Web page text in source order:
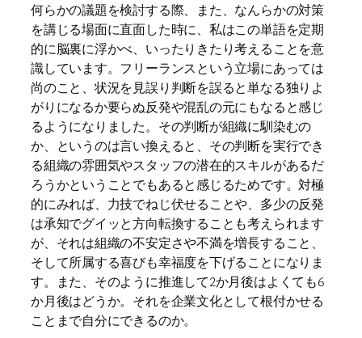
何らかの議題を検討する際、また、なんらかの対策
を講じる場面に直面した時に、私はこの単語を定期
的に脳裏に浮かべ、いったりきたり考えることを意
識しています。フリーランスという立場にあっては
尚のこと、状況を見誤り判断を誤ると単なる独りよ
がりになるか要らぬ反発や混乱の元にもなると感じ
るようになりました。その判断が組織に馴染むの
か、というのは言い換えると、その判断を実行でき
る組織の雰囲気やスタッフの潜在的スキルがあるだ
ろうかということでもあると感じるためです。対極
的にみれば、力技でねじ伏せることや、多少の反発
は承知でグイッと方向転換することも考えられます
が、それは組織の不安定さや不満を増長すること、
そして所属する喜びも幸福度を下げることになりま
す。また、そのように推進して2か月後はよくても6
か月後はどうか。それを企業文化として根付かせる
ことまで自分にできるのか。